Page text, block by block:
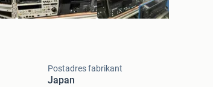
Postadres fabrikant
Japan